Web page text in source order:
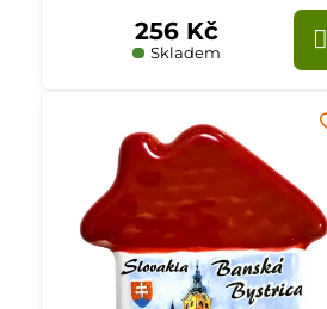
Skladem
256 Kč